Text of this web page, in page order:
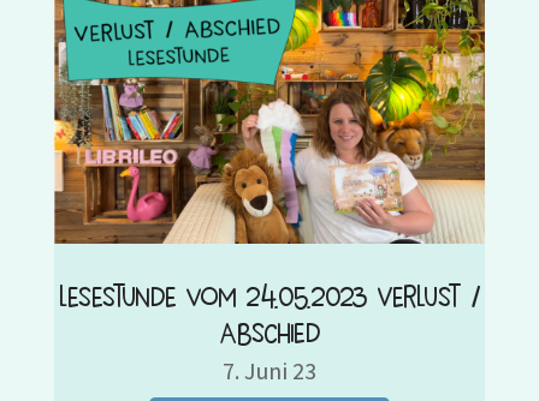
Lesestunde vom 24.05.2023 Verlust /
Abschied
7. Juni 23